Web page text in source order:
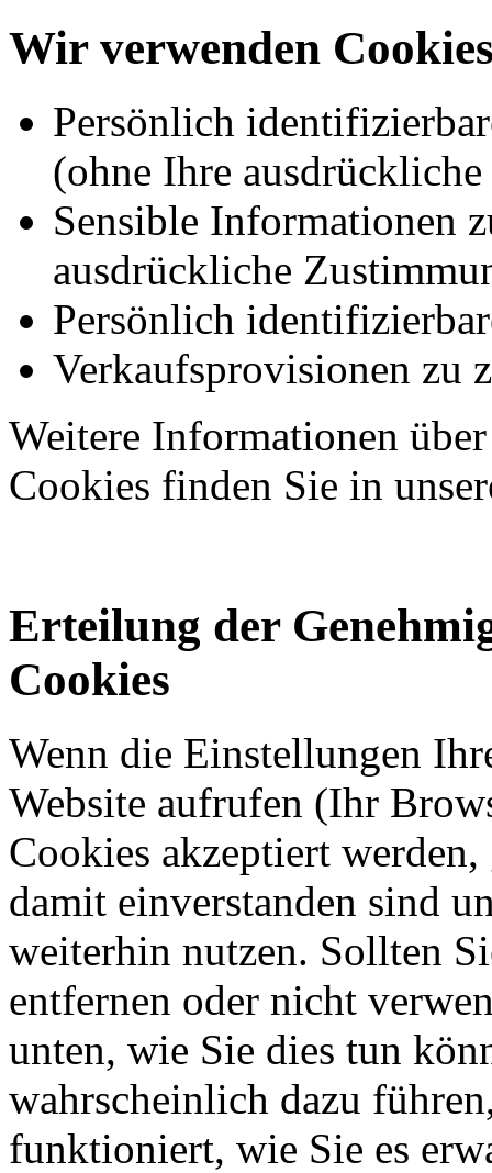
Wir verwenden
Persönlich
(ohne Ihre
Sensible Informationen
ausdrückliche
Persönlich
Verkaufsprovisionen zu
Weitere Informationen
Cookies finden Sie in
Erteilung der
Cookies
Wenn die Einstellungen
Website aufrufen (Ihr
Cookies akzeptiert
damit einverstanden sind
weiterhin nutzen. Sollten
entfernen oder nicht
unten, wie Sie dies tun
wahrscheinlich dazu
funktioniert, wie Sie es